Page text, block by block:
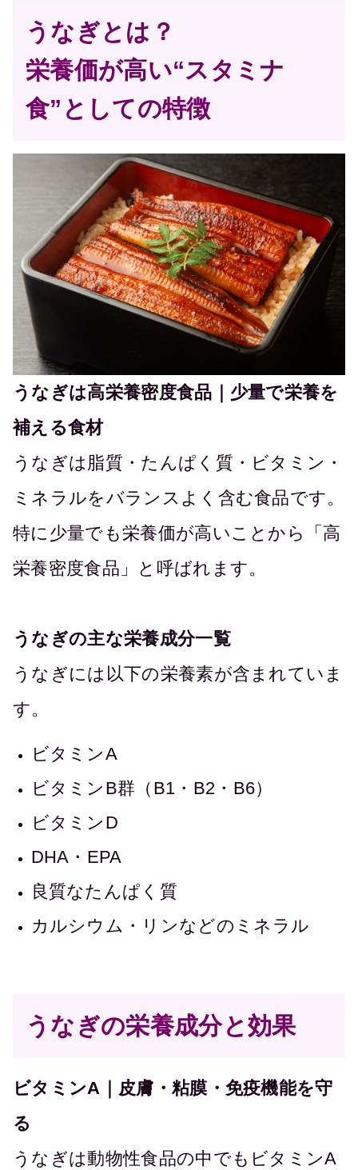
うなぎとは？
栄養価が高い“スタミナ
食”としての特徴
うなぎは高栄養密度食品｜少量で栄養を
補える食材
うなぎは脂質・たんぱく質・ビタミン・
ミネラルをバランスよく含む食品です。
特に少量でも栄養価が高いことから「高
栄養密度食品」と呼ばれます。
うなぎの主な栄養成分一覧
うなぎには以下の栄養素が含まれていま
す。
ビタミンA
ビタミンB群（B1・B2・B6）
ビタミンD
DHA・EPA
良質なたんぱく質
カルシウム・リンなどのミネラル
うなぎの栄養成分と効果
ビタミンA｜皮膚・粘膜・免疫機能を守
る
うなぎは動物性食品の中でもビタミンA